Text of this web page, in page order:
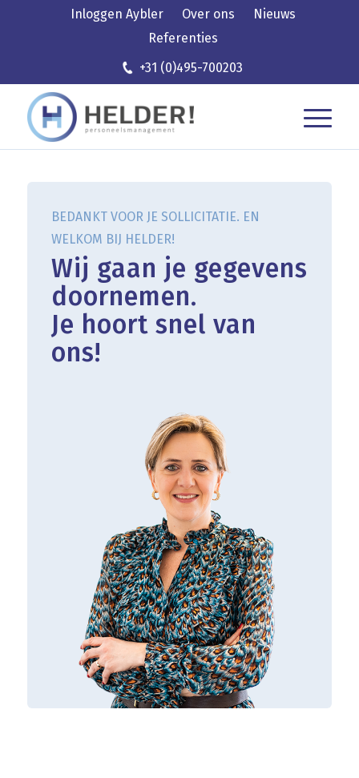
Inloggen Aybler Over ons
Nieuws
Referenties
+31 (0)495-700203
BEDANKT VOOR JE SOLLICITATIE. EN
WELKOM BIJ HELDER!
Wij gaan je gegevens
doornemen.
Je hoort snel van
ons!